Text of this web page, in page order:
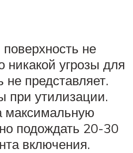
не
никакой угрозы для
не представляет.
при утилизации.
максимальную
подождать 20-30
включения.